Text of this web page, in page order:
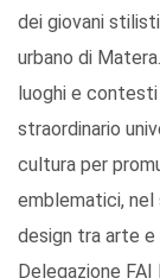
dei giovani
urbano di
luoghi e
straordinario
cultura per
emblematici, nel
design tra arte e
Delegazione